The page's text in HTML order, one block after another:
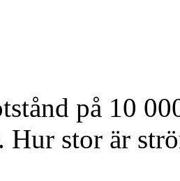
på 10
stor är